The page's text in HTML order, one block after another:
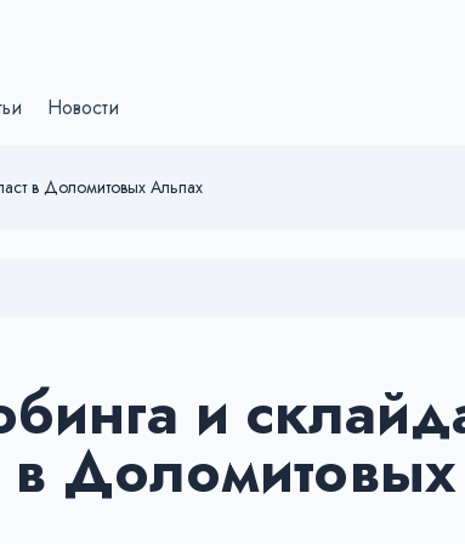
Новости
в Доломитовых Альпах
и
в Доломитовых